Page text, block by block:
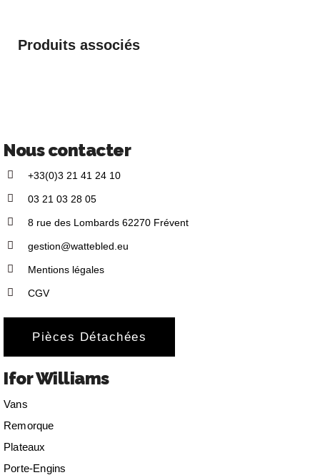
Produits associés
Nous contacter
+33(0)3 21 41 24 10
03 21 03 28 05
8 rue des Lombards 62270 Frévent
gestion@wattebled.eu
Mentions légales
CGV
Pièces Détachées
Ifor Williams
Vans
Remorque
Plateaux
Porte-Engins